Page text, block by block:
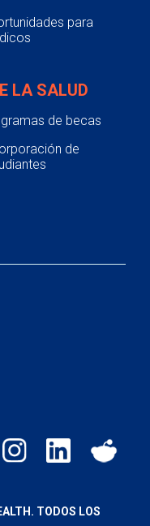
para
LA SALUD
de becas
de
TODOS LOS